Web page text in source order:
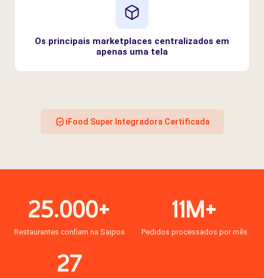
Os principais marketplaces centralizados em
apenas uma tela
iFood Super Integradora Certificada
25.000+
Restaurantes confiam na Saipos
11M+
Pedidos processados por mês
27